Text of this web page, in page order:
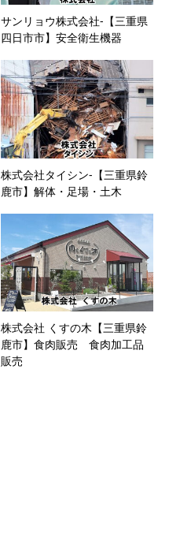
サンリョウ株式会社-【三重県
四日市市】安全衛生機器
株式会社タイシン-【三重県鈴
鹿市】解体・足場・土木
株式会社 くすの木【三重県鈴
鹿市】食肉販売 食肉加工品
販売